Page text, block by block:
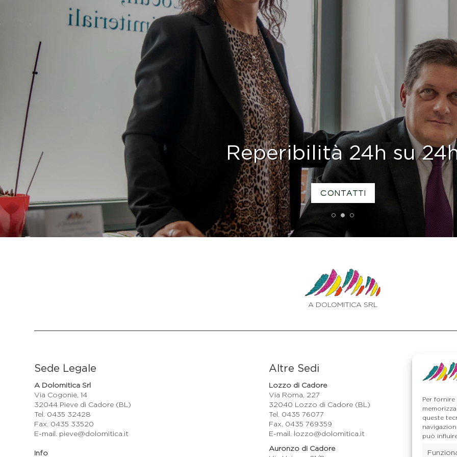
Per
queste
può
1 2 3
Reperibilità 24h su
CONTATTI
A DOLOMITICA SRL
Sede Legale
A Dolomitica Srl
Via Cogonie, 14
32044 Pieve di Cadore (BL)
Tel. 0435 32428
Fax. 0435 33520
E-mail. pieve@dolomitica.it
Info
Altre Sedi
Lozzo di Cadore
Via Roma, 227
32040 Lozzo di Cadore (BL)
Tel. 0435 76077
Fax. 0435 769359
E-mail. lozzo@dolomitica.it
Auronzo di Cadore